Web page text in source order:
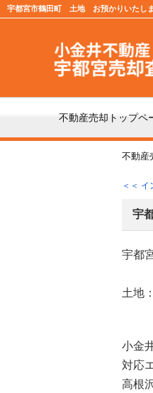
宇都宮市鶴田町 土地 お預かりいたしま
不動産売却トップペ
不動産の
よくある
媒介契約
不動産
＜＜
宇
宇都
土地
小金
対応
高根